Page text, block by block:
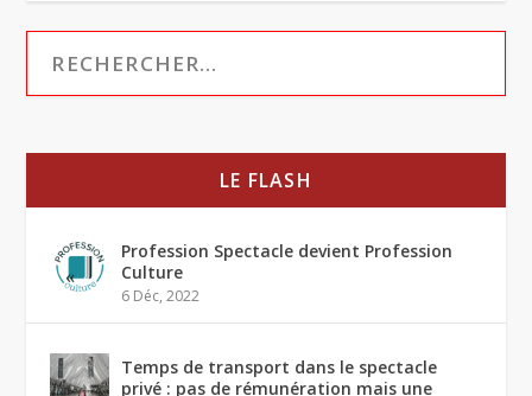
LE FLASH
Profession Spectacle devient Profession
Culture
6 Déc, 2022
Temps de transport dans le spectacle
privé : pas de rémunération mais une